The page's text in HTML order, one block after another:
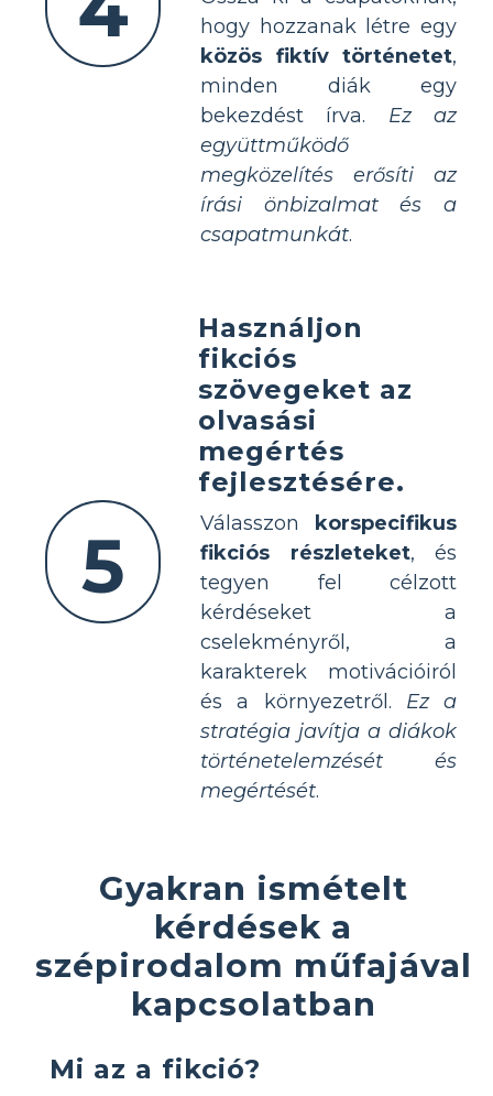
hogy hozzanak létre egy
közös fiktív történetet,
minden diák egy
bekezdést írva. Ez az
együttműködő
megközelítés erősíti az
írási önbizalmat és a
csapatmunkát.
5
Használjon
fikciós
szövegeket az
olvasási
megértés
fejlesztésére.
Válasszon
korspecifikus
fikciós részleteket, és
tegyen fel célzott
kérdéseket a
cselekményről, a
karakterek motivációiról
és a környezetről. Ez a
stratégia javítja a diákok
történetelemzését és
megértését.
Gyakran ismételt
kérdések a
szépirodalom műfajával
kapcsolatban
Mi az a fikció?